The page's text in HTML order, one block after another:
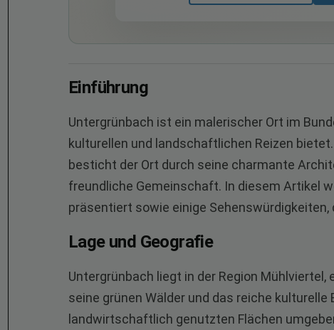
Einführung
Untergrünbach ist ein malerischer Ort im
kulturellen und landschaftlichen Reizen
besticht der Ort durch seine charmante
freundliche Gemeinschaft. In diesem Artikel
präsentiert sowie einige
Lage und Geografie
Untergrünbach liegt in der Region
seine grünen Wälder und das reiche kulturelle
landwirtschaftlich genutzten Flächen